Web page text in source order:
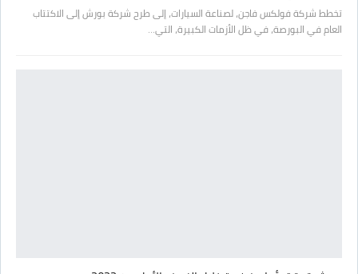
تخطط شركة فولكس فاجن، لصناعة السيارات، إلى طرح شركة بورش إلى الاكتتاب
العام في البورصة، في ظل الأزمات الكبيرة، التي…